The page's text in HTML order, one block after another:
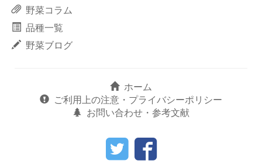
野菜コラム
品種一覧
野菜ブログ
ホーム
ご利用上の注意・プライバシーポリシー
お問い合わせ・参考文献